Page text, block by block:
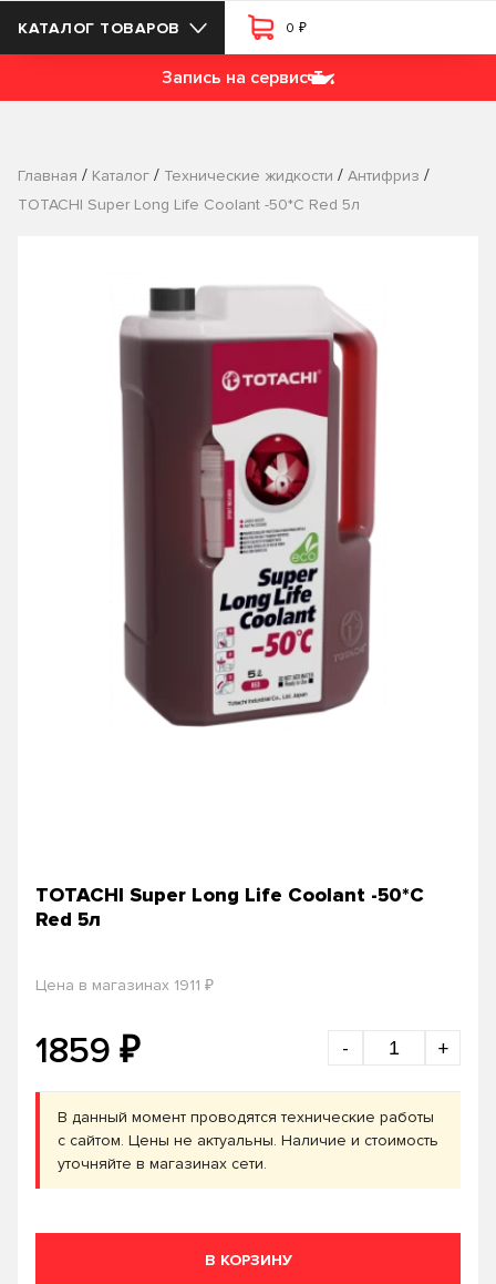
КАТАЛОГ ТОВАРОВ 0 ₽
Запись на сервис
Главная / Каталог / Технические жидкости / Антифриз /
TOTACHI Super Long Life Coolant -50*C Red 5л
TOTACHI Super Long Life Coolant -50*C
Red 5л
Цена в магазинах 1911 ₽
1859 ₽ - +
В данный момент проводятся технические работы
с сайтом. Цены не актуальны. Наличие и стоимость
уточняйте в магазинах сети.
В КОРЗИНУ